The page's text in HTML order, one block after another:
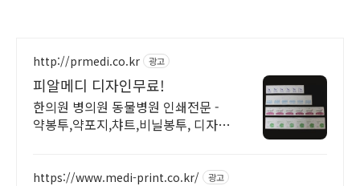
http://prmedi.co.kr 광고
피알메디 디자인무료!
한의원 병의원 동물병원 인쇄전문 -
약봉투,약포지,챠트,비닐봉투, 디자인
https://www.medi-print.co.kr/ 광고